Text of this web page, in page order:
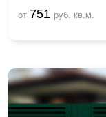
от 751 руб. кв.м.